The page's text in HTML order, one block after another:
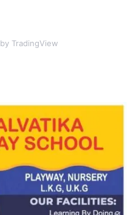
by TradingView